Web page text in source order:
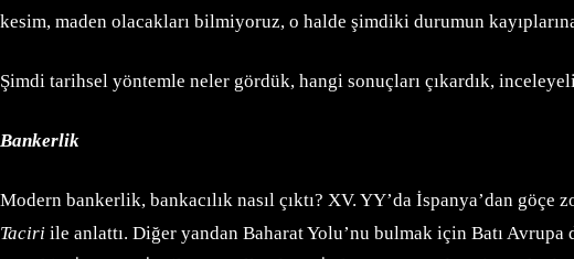
kesim, maden olacakları bilmiyoruz, o halde şimdiki durumun
Şimdi tarihsel yöntemle neler gördük, hangi sonuçları çıkardık,
Bankerlik
Modern bankerlik, bankacılık nasıl çıktı? XV. YY’da İspanya’dan
Taciri ile anlattı. Diğer yandan Baharat Yolu’nu bulmak için Batı